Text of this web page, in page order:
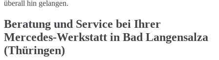
überall hin gelangen.
Beratung und Service bei Ihrer
Mercedes-Werkstatt in Bad Langensalza
(Thüringen)